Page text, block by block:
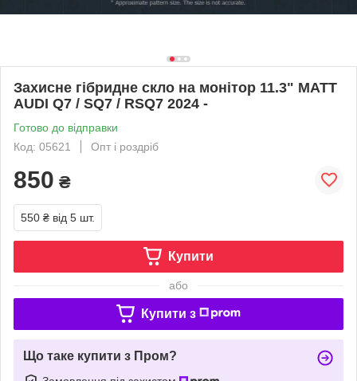
Захисне гібридне скло на монітор 11.3" MATT
AUDI Q7 / SQ7 / RSQ7 2024 -
Готово до відправки
Код: 05621
Опт і роздріб
850 ₴
550 ₴ від 5 шт.
Купити
або
Купити з
Що таке купити з Пром?